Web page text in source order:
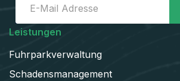
Leistungen
Fuhrparkverwaltung
Schadens­management